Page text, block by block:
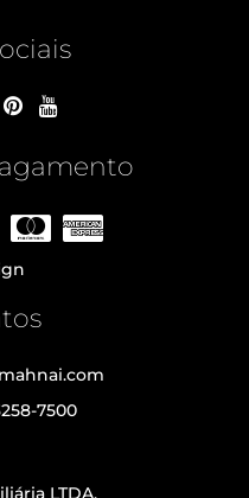
7500
LTDA.